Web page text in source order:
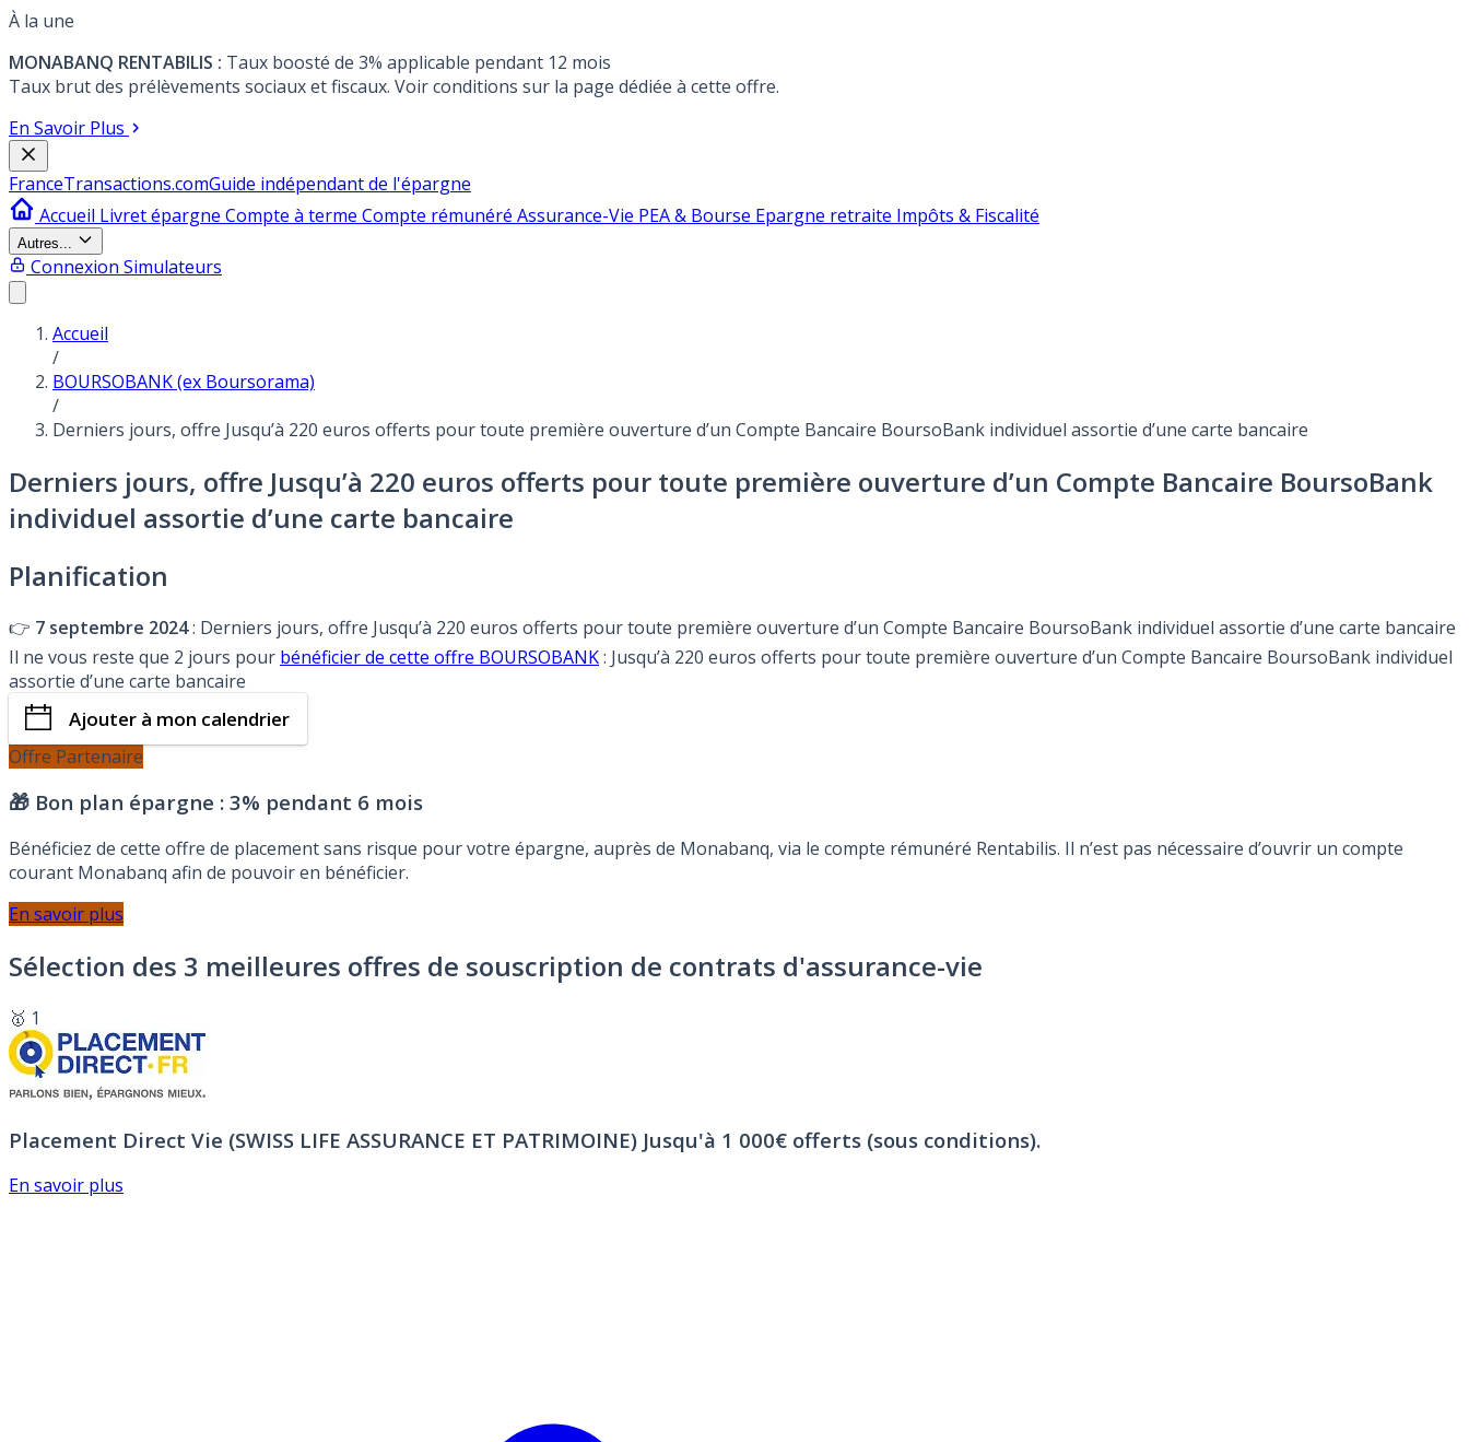
À la une
MONABANQ RENTABILIS : Taux boosté de 3% applicable pendant 12 mois
Taux brut des prélèvements sociaux et fiscaux. Voir conditions sur la page dédiée à cette offre.
En Savoir Plus
FranceTransactions.comGuide indépendant de l'épargne
Accueil Livret épargne Compte à terme Compte rémunéré Assurance-Vie PEA & Bourse Epargne retraite Impôts & Fiscalité
Autres...
Connexion Simulateurs
Accueil
/
BOURSOBANK (ex Boursorama)
/
Derniers jours, offre Jusqu’à 220 euros offerts pour toute première ouverture d’un Compte Bancaire BoursoBank individuel assortie d’une carte bancaire
Derniers jours, offre Jusqu’à 220 euros offerts pour toute première ouverture d’un Compte Bancaire BoursoBank
individuel assortie d’une carte bancaire
Planification
👉 7 septembre 2024: Derniers jours, offre Jusqu’à 220 euros offerts pour toute première ouverture d’un Compte Bancaire BoursoBank individuel assortie d’une carte bancaire
Il ne vous reste que 2 jours pour bénéficier de cette offre BOURSOBANK: Jusqu’à 220 euros offerts pour toute première ouverture d’un Compte Bancaire BoursoBank individuel
assortie d’une carte bancaire
Ajouter à mon calendrier
Offre Partenaire
🎁 Bon plan épargne : 3% pendant 6 mois
Bénéficiez de cette offre de placement sans risque pour votre épargne, auprès de Monabanq, via le compte rémunéré Rentabilis. Il n’est pas nécessaire d’ouvrir un compte
courant Monabanq afin de pouvoir en bénéficier.
En savoir plus
Sélection des 3 meilleures offres de souscription de contrats d'assurance-vie
🥇 1
Placement Direct Vie (SWISS LIFE ASSURANCE ET PATRIMOINE) Jusqu'à 1 000€ offerts (sous conditions).
En savoir plus